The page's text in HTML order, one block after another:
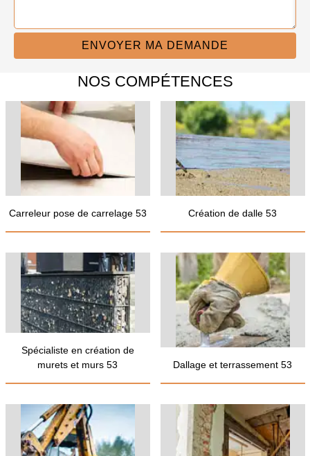
NOS COMPÉTENCES
Carreleur pose de carrelage 53 Création de dalle 53
Spécialiste en création de
murets et murs 53
Dallage et terrassement 53